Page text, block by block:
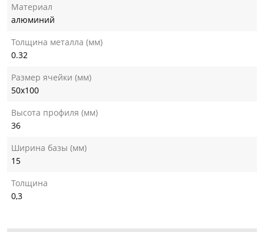
Материал
алюминий
Толщина металла (мм)
0.32
Размер ячейки (мм)
50х100
Высота профиля (мм)
36
Ширина базы (мм)
15
Толщина
0,3